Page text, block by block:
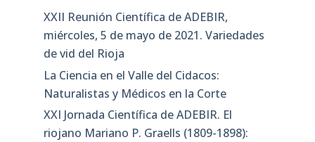
XXII Reunión Científica de ADEBIR,
miércoles, 5 de mayo de 2021. Variedades
de vid del Rioja
La Ciencia en el Valle del Cidacos:
Naturalistas y Médicos en la Corte
XXI Jornada Científica de ADEBIR. El
riojano Mariano P. Graells (1809-1898):